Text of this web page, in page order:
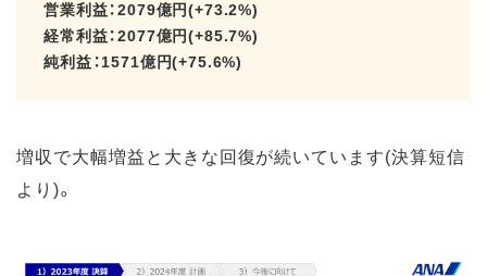
営業利益：2079億円(+73.2%)
経常利益：2077億円(+85.7%)
純利益：1571億円(+75.6%)
増収で大幅増益と大きな回復が続いています(決算短信
より)。